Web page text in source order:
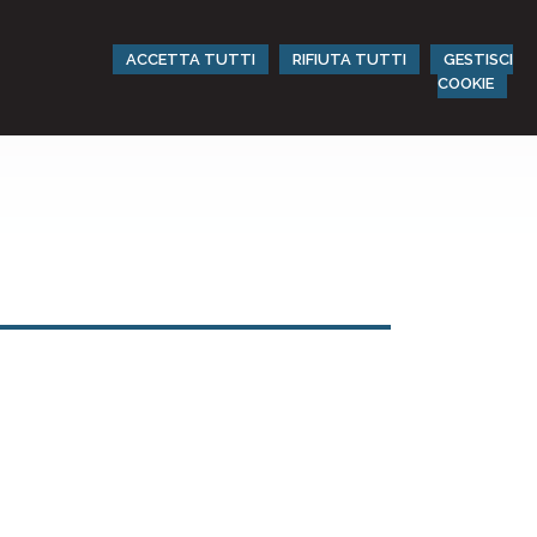
ACCETTA TUTTI RIFIUTA TUTTI
GESTISCI
COOKIE